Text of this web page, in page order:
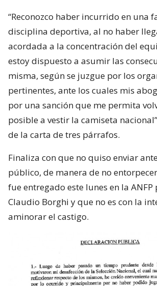
“Reconozco haber incurrido en una
disciplina deportiva, al no haber
acordada a la concentración del
estoy dispuesto a asumir las
misma, según se juzgue por los
pertinentes, ante los cuales mis
por una sanción que me permita
posible a vestir la camiseta
de la carta de tres párrafos.
Finaliza con que no quiso enviar
público, de manera de no
fue entregado este lunes en la ANFP
Claudio Borghi y que no es con la
aminorar el castigo.